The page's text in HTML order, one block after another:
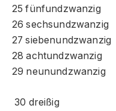
25 fünfundzwanzig
26 sechsundzwanzig
27 siebenundzwanzig
28 achtundzwanzig
29 neunundzwanzig
30 dreißig